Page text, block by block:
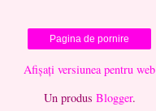
Pagina de pornire
Afișați versiunea pentru web
Un produs Blogger.